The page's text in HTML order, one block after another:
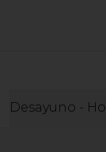
Desayuno -